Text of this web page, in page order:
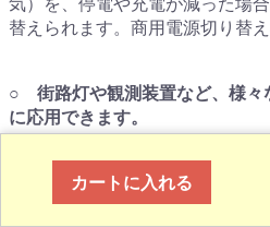
気）を、停電や充電が減った場
替えられます。商用電源切り替
○ 街路灯や観測装置など、様
に応用できます。
キャンピングカーのバッテリー
ラー独立電源システムやベラン
電に人気があり使い易いです。
カートに入れる